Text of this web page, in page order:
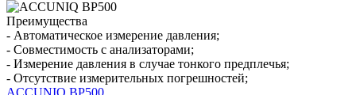
Преимущества
- Автоматическое измерение давления;
- Совместимость с анализаторами;
- Измерение давления в случае тонкого предплечья;
- Отсутствие измерительных погрешностей;
ACCUNIQ BP500